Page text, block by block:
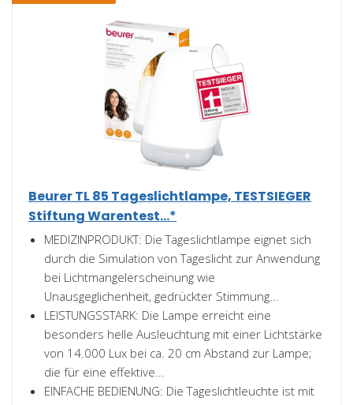
Beurer TL 85 Tageslichtlampe, TESTSIEGER
Stiftung Warentest...*
MEDIZINPRODUKT: Die Tageslichtlampe eignet sich
durch die Simulation von Tageslicht zur Anwendung
bei Lichtmangelerscheinung wie
Unausgeglichenheit, gedrückter Stimmung...
LEISTUNGSSTARK: Die Lampe erreicht eine
besonders helle Ausleuchtung mit einer Lichtstärke
von 14.000 Lux bei ca. 20 cm Abstand zur Lampe;
die für eine effektive...
EINFACHE BEDIENUNG: Die Tageslichtleuchte ist mit